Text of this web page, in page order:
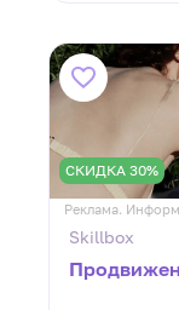
СКИДКА 30%
Реклама.
Skillbox